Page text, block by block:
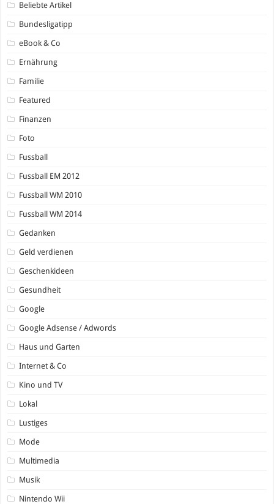
Beliebte Artikel
Bundesligatipp
eBook & Co
Ernährung
Familie
Featured
Finanzen
Foto
Fussball
Fussball EM 2012
Fussball WM 2010
Fussball WM 2014
Gedanken
Geld verdienen
Geschenkideen
Gesundheit
Google
Google Adsense / Adwords
Haus und Garten
Internet & Co
Kino und TV
Lokal
Lustiges
Mode
Multimedia
Musik
Nintendo Wii